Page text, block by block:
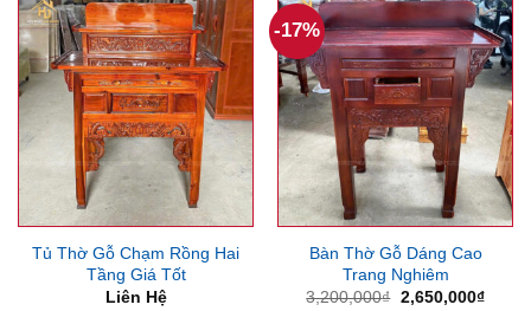
Tủ Thờ Gỗ Chạm Rồng Hai
Tầng Giá Tốt
Liên Hệ
-17%
Bàn Thờ Gỗ Dáng Cao
Trang Nghiêm
3,200,000₫ Giá
2,650,000₫Giá